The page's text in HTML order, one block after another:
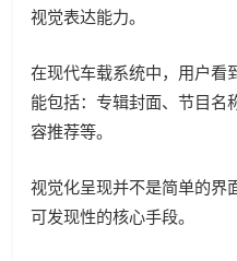
视觉表达能力。
在现代车载系统中，用户看
能包括：专辑封面、节目名
容推荐等。
视觉化呈现并不是简单的界
可发现性的核心手段。